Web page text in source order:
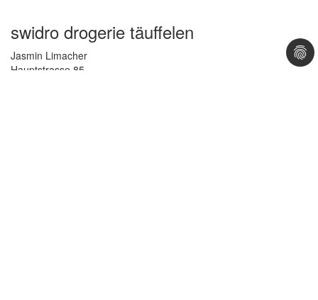
swidro drogerie täuffelen
Jasmin Limacher
Hauptstrasse 85